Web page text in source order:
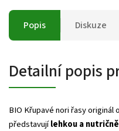
Popis Diskuze
Detailní popis
BIO Křupavé nori řasy originál
představujílehkou a